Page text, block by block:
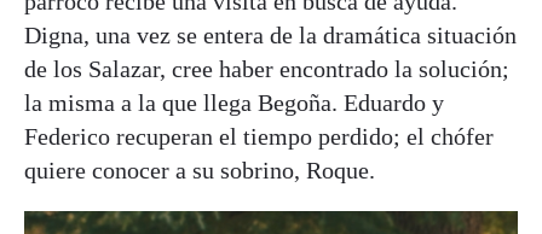
Digna, una vez se entera de la dramática situación
de los Salazar, cree haber encontrado la solución;
la misma a la que llega Begoña. Eduardo y
Federico recuperan el tiempo perdido; el chófer
quiere conocer a su sobrino, Roque.